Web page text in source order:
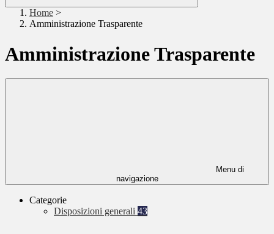
Home >
Amministrazione Trasparente
Amministrazione Trasparente
Menu di
navigazione
Categorie
Disposizioni generali 43